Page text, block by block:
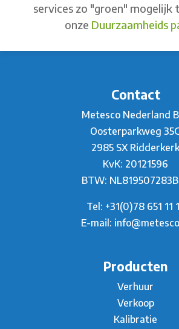
services zo "groen" mogelijk
onze Duurzaamheids
Contact
Metesco Nederland
Oosterparkweg
2985 SX Ridderkerk
KvK: 20121596
BTW:
Tel: +31(0)78 651 11
E-mail:
Producten
Verhuur
Verkoop
Kalibratie